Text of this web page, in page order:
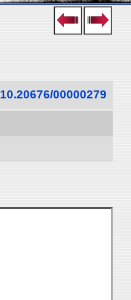
10.20676/00000279